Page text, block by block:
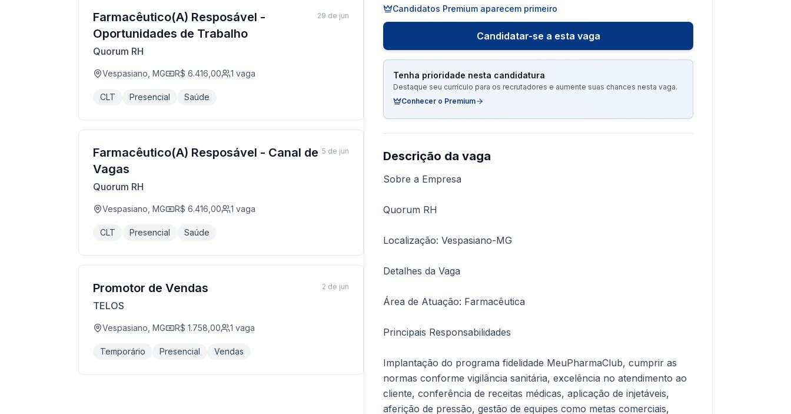
Farmacêutico(A) Resposável -
Oportunidades de Trabalho
Quorum RH
Vespasiano, MG R$ 6.416,00 1 vaga
CLT Presencial Saúde
29 de jun
Farmacêutico(A) Resposável - Canal de
Vagas
Quorum RH
Vespasiano, MG R$ 6.416,00 1 vaga
CLT Presencial Saúde
5 de jun
Promotor de Vendas
TELOS
Vespasiano, MG R$ 1.758,00 1 vaga
Temporário Presencial Vendas
2 de jun
Candidatos Premium aparecem primeiro
Candidatar-se a esta vaga
Tenha prioridade nesta candidatura
Destaque seu currículo para os recrutadores e aumente suas chances nesta vaga.
Conhecer o Premium
Descrição da vaga
Sobre a Empresa
Quorum RH
Localização: Vespasiano-MG
Detalhes da Vaga
Área de Atuação: Farmacêutica
Principais Responsabilidades
Implantação do programa fidelidade MeuPharmaClub, cumprir as
normas conforme vigilância sanitária, excelência no atendimento ao
cliente, conferência de receitas médicas, aplicação de injetáveis,
aferição de pressão, gestão de equipes como metas comerciais,